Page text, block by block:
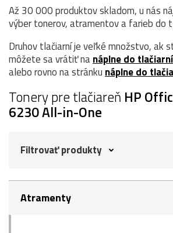
Až 30 000 produktov skladom, u nás
výber tonerov, atramentov a farieb do
Druhov tlačiarní je veľké množstvo, ak
môžete sa vrátiť nanáplne do
alebo rovno na stránku náplne do
Tonery pre tlačiareň HP
6230 All-in-One
Filtrovať produkty
Atramenty